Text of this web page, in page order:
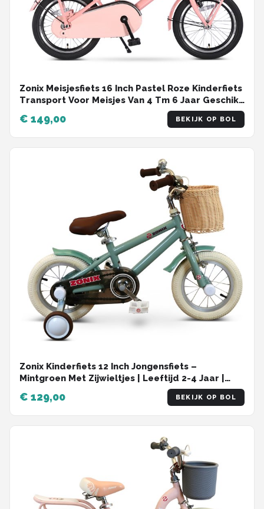
Zonix Meisjesfiets 16 Inch Pastel Roze Kinderfiets
Transport Voor Meisjes Van 4 Tm 6 Jaar Geschikt
€ 149,00 BEKIJK OP BOL
Zonix Kinderfiets 12 Inch Jongensfiets –
Mintgroen Met Zijwieltjes | Leeftijd 2-4 Jaar |
€ 129,00 BEKIJK OP BOL